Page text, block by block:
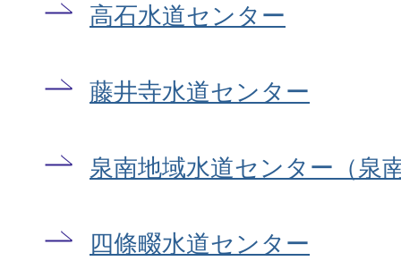
高石水道センター
藤井寺水道センター
泉南地域水道センター（泉
四條畷水道センター